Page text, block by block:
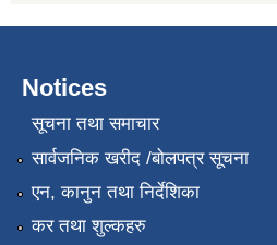
Notices
सूचना तथा समाचार
सार्वजनिक खरीद /बोलपत्र सूचना
एन, कानुन तथा निर्देशिका
कर तथा शुल्कहरु